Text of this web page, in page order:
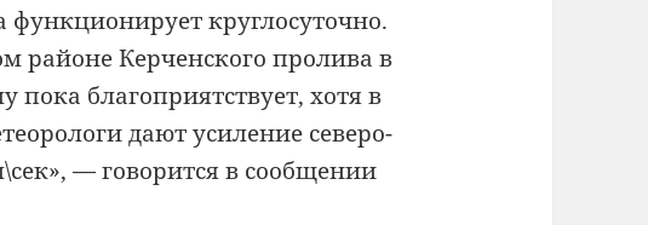
круглосуточно.
районе Керченского пролива в
благоприятствует, хотя в
дают усиление северо-
— говорится в сообщении